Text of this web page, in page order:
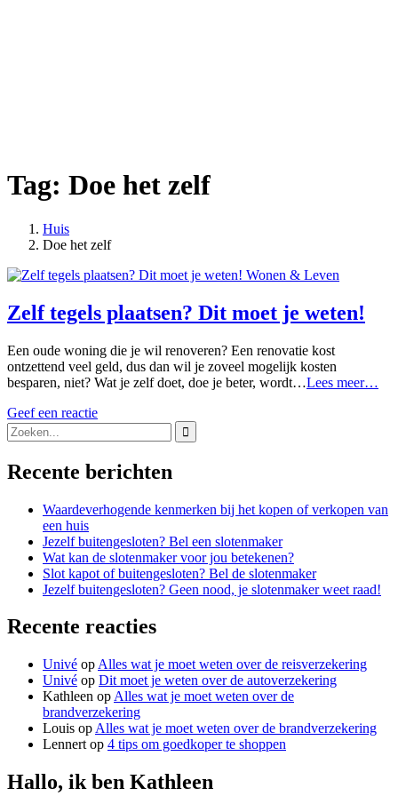
Tag: Doe het zelf
Huis
Posts
Doe het zelf
Wonen & Leven
Zelf tegels plaatsen? Dit moet je weten!
Een oude woning die je wil renoveren? Een renovatie kost
ontzettend veel geld, dus dan wil je zoveel mogelijk kosten
besparen, niet? Wat je zelf doet, doe je beter, wordt…Lees meer…
Geef een reactie
Search
for:
Recente berichten
Waardeverhogende kenmerken bij het kopen of verkopen van
een huis
Jezelf buitengesloten? Bel een slotenmaker
Wat kan de slotenmaker voor jou betekenen?
Slot kapot of buitengesloten? Bel de slotenmaker
Jezelf buitengesloten? Geen nood, je slotenmaker weet raad!
Recente reacties
Univé op Alles wat je moet weten over de reisverzekering
Univé op Dit moet je weten over de autoverzekering
Kathleen op Alles wat je moet weten over de
brandverzekering
Louis op Alles wat je moet weten over de brandverzekering
Lennert op 4 tips om goedkoper te shoppen
Hallo, ik ben Kathleen